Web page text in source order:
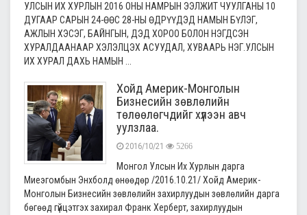
УЛСЫН ИХ ХУРЛЫН 2016 ОНЫ НАМРЫН ЭЭЛЖИТ ЧУУЛГАНЫ 10
ДУГААР САРЫН 24-ӨӨС 28-НЫ ӨДРҮҮДЭД НАМЫН БҮЛЭГ,
АЖЛЫН ХЭСЭГ, БАЙНГЫН, ДЭД ХОРОО БОЛОН НЭГДСЭН
ХУРАЛДААНААР ХЭЛЭЛЦЭХ АСУУДАЛ, ХУВААРЬ НЭГ.УЛСЫН
ИХ ХУРАЛ ДАХЬ НАМЫН ...
Хойд Америк-Монголын
Бизнесийн зөвлөлийн
төлөөлөгчдийг хүлээн авч
уулзлаа.
2016/10/21 5266
Монгол Улсын Их Хурлын дарга
Миеэгомбын Энхболд өнөөдөр /2016.10.21/ Хойд Америк-
Монголын Бизнесийн зөвлөлийн захирлуудын зөвлөлийн дарга
бөгөөд гүйцэтгэх захирал Франк Херберт, захирлуудын